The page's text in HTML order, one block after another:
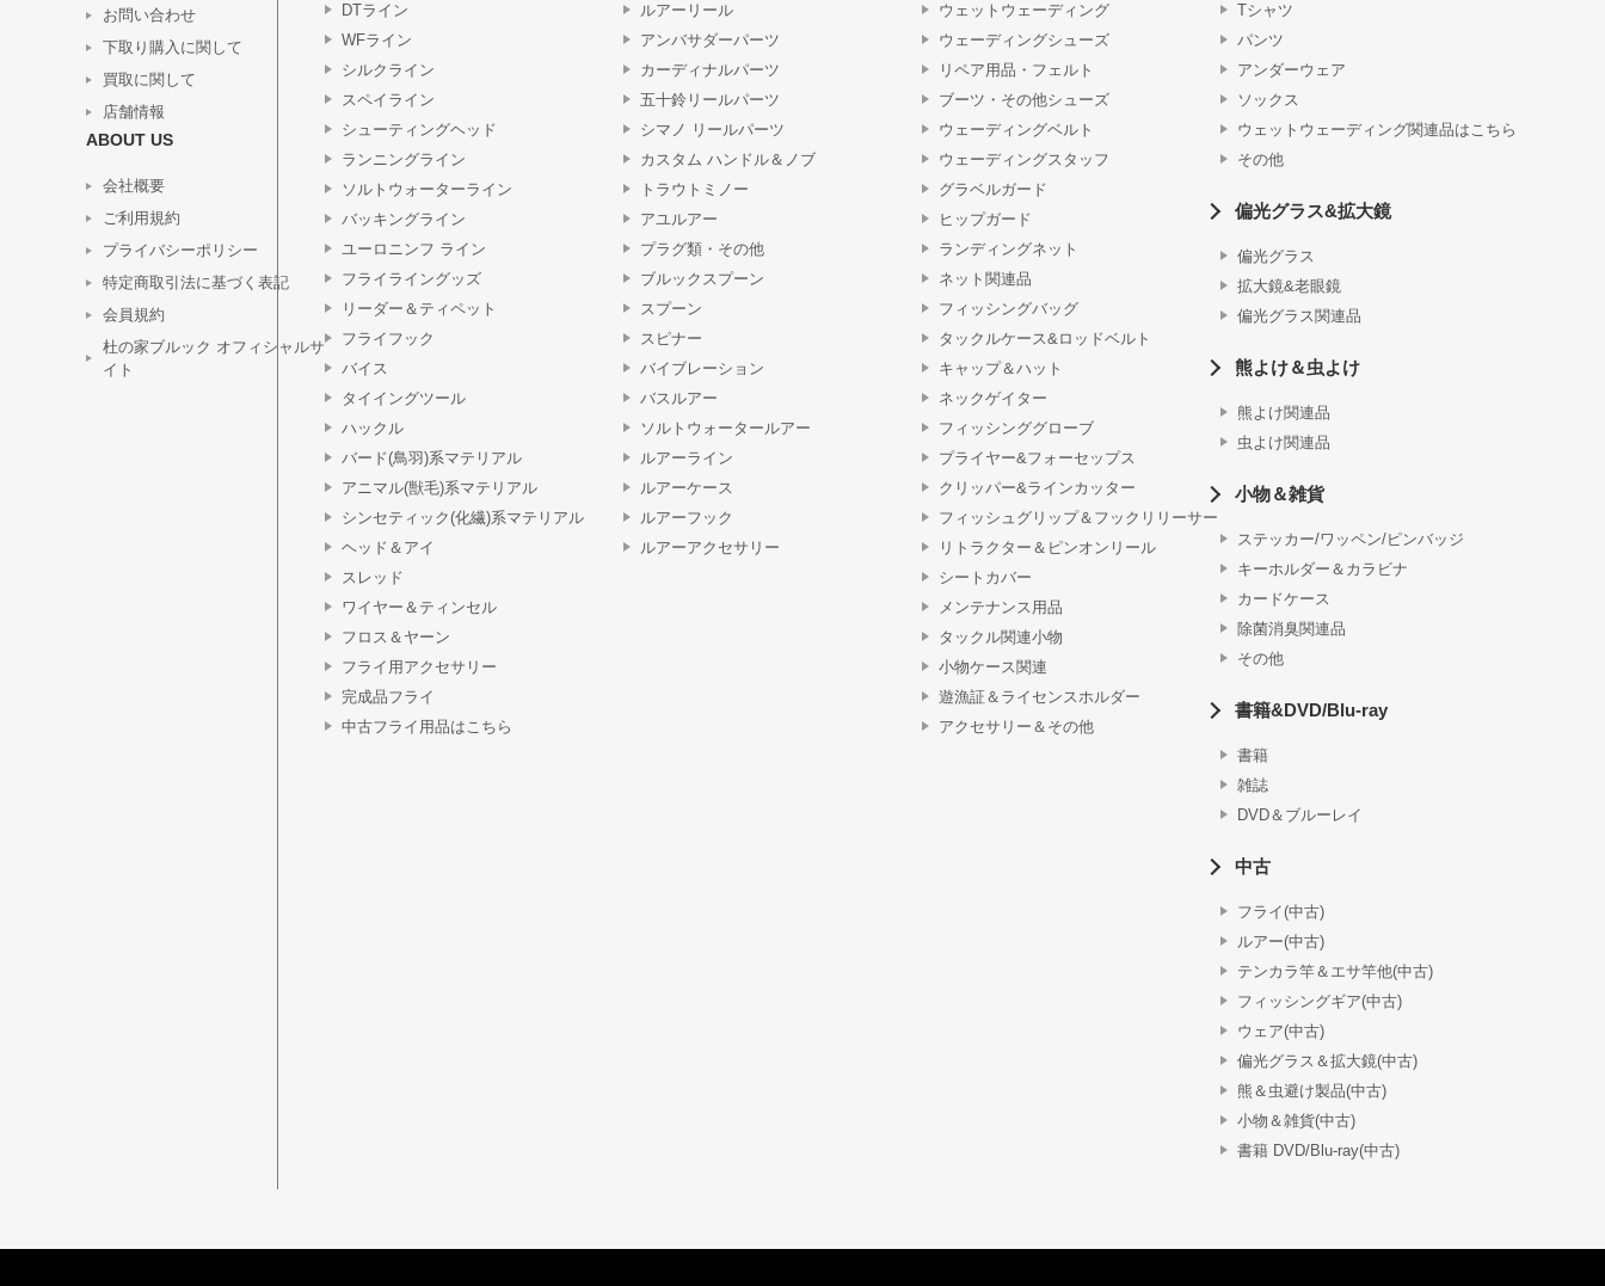
お問い合わせ
下取り購入に関して
買取に関して
店舗情報
ABOUT US
会社概要
ご利用規約
プライバシーポリシー
特定商取引法に基づく表記
会員規約
杜の家ブルック オフィシャルサ
イト
DTライン
WFライン
シルクライン
スペイライン
シューティングヘッド
ランニングライン
ソルトウォーターライン
バッキングライン
ユーロニンフ ライン
フライライングッズ
リーダー＆ティペット
フライフック
バイス
タイイングツール
ハックル
バード(鳥羽)系マテリアル
アニマル(獣毛)系マテリアル
シンセティック(化繊)系マテリアル
ヘッド＆アイ
スレッド
ワイヤー＆ティンセル
フロス＆ヤーン
フライ用アクセサリー
完成品フライ
中古フライ用品はこちら
ルアーリール
アンバサダーパーツ
カーディナルパーツ
五十鈴リールパーツ
シマノ リールパーツ
カスタム ハンドル＆ノブ
トラウトミノー
アユルアー
プラグ類・その他
ブルックスプーン
スプーン
スピナー
バイブレーション
バスルアー
ソルトウォータールアー
ルアーライン
ルアーケース
ルアーフック
ルアーアクセサリー
ウェットウェーディング
ウェーディングシューズ
リペア用品・フェルト
ブーツ・その他シューズ
ウェーディングベルト
ウェーディングスタッフ
グラベルガード
ヒップガード
ランディングネット
ネット関連品
フィッシングバッグ
タックルケース&ロッドベルト
キャップ＆ハット
ネックゲイター
フィッシンググローブ
プライヤー&フォーセップス
クリッパー&ラインカッター
フィッシュグリップ＆フックリリーサー
リトラクター＆ピンオンリール
シートカバー
メンテナンス用品
タックル関連小物
小物ケース関連
遊漁証＆ライセンスホルダー
アクセサリー＆その他
Tシャツ
パンツ
アンダーウェア
ソックス
ウェットウェーディング関連品はこちら
その他
偏光グラス&拡大鏡
偏光グラス
拡大鏡&老眼鏡
偏光グラス関連品
熊よけ＆虫よけ
熊よけ関連品
虫よけ関連品
小物＆雑貨
ステッカー/ワッペン/ピンバッジ
キーホルダー＆カラビナ
カードケース
除菌消臭関連品
その他
書籍&DVD/Blu-ray
書籍
雑誌
DVD＆ブルーレイ
中古
フライ(中古)
ルアー(中古)
テンカラ竿＆エサ竿他(中古)
フィッシングギア(中古)
ウェア(中古)
偏光グラス＆拡大鏡(中古)
熊＆虫避け製品(中古)
小物＆雑貨(中古)
書籍 DVD/Blu-ray(中古)